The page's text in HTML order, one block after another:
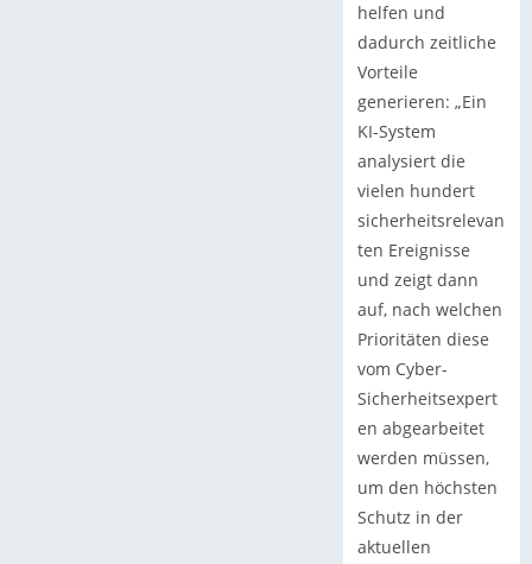
helfen und
dadurch zeitliche
Vorteile
generieren: „Ein
KI-System
analysiert die
vielen hundert
sicherheitsrelevan
ten Ereignisse
und zeigt dann
auf, nach welchen
Prioritäten diese
vom Cyber-
Sicherheitsexpert
en abgearbeitet
werden müssen,
um den höchsten
Schutz in der
aktuellen